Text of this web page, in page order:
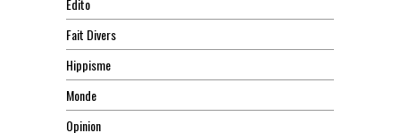
Edito
Fait Divers
Hippisme
Monde
Opinion